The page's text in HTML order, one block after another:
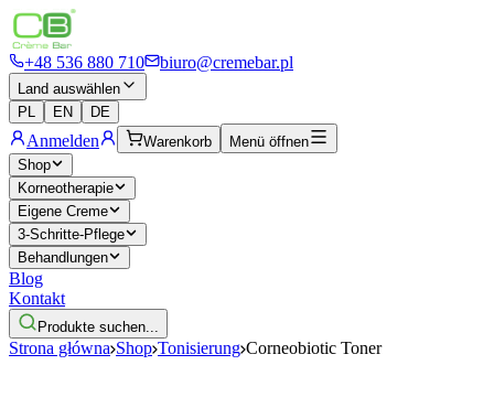
+48 536 880 710 biuro@cremebar.pl
Land auswählen
PL
EN DE
Anmelden Warenkorb
Menü öffnen
Shop
Korneotherapie
Eigene Creme
3-Schritte-Pflege
Behandlungen
Blog
Kontakt
Produkte suchen...
Strona główna Shop Tonisierung Corneobiotic Toner